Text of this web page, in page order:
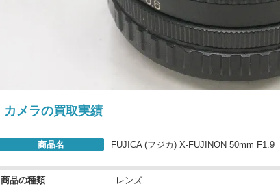
カメラの買取実績
商品名 FUJICA (フジカ) X-FUJINON 50mm F1.9
商品の種類 レンズ